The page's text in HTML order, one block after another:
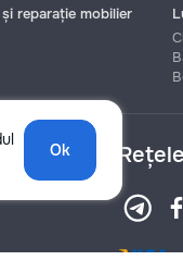
Ok
reparație mobilier